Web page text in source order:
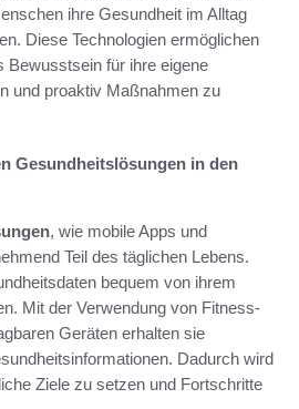
ihre Gesundheit im Alltag
Diese Technologien ermöglichen
Bewusstsein für ihre eigene
und proaktiv Maßnahmen zu
Gesundheitslösungen in den
, wie mobile Apps und
Teil des täglichen Lebens.
bequem von ihrem
Mit der Verwendung von Fitness-
Geräten erhalten sie
Dadurch wird
Ziele zu setzen und Fortschritte